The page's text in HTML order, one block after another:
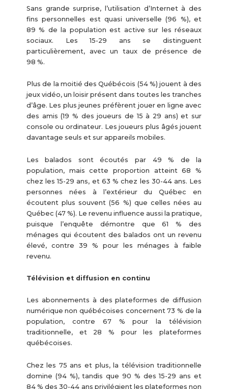
Sans grande surprise, l’utilisation d’Internet à des
fins personnelles est quasi universelle (96 %), et
89 % de la population est active sur les réseaux
sociaux. Les 15-29 ans se distinguent
particulièrement, avec un taux de présence de
98 %.
Plus de la moitié des Québécois (54 %) jouent à des
jeux vidéo, un loisir présent dans toutes les tranches
d’âge. Les plus jeunes préfèrent jouer en ligne avec
des amis (19 % des joueurs de 15 à 29 ans) et sur
console ou ordinateur. Les joueurs plus âgés jouent
davantage seuls et sur appareils mobiles.
Les balados sont écoutés par 49 % de la
population, mais cette proportion atteint 68 %
chez les 15-29 ans, et 63 % chez les 30-44 ans. Les
personnes nées à l’extérieur du Québec en
écoutent plus souvent (56 %) que celles nées au
Québec (47 %). Le revenu influence aussi la pratique,
puisque l’enquête démontre que 61 % des
ménages qui écoutent des balados ont un revenu
élevé, contre 39 % pour les ménages à faible
revenu.
Télévision et diffusion en continu
Les abonnements à des plateformes de diffusion
numérique non québécoises concernent 73 % de la
population, contre 67 % pour la télévision
traditionnelle, et 28 % pour les plateformes
québécoises.
Chez les 75 ans et plus, la télévision traditionnelle
domine (94 %), tandis que 90 % des 15-29 ans et
84 % des 30-44 ans privilégient les plateformes non